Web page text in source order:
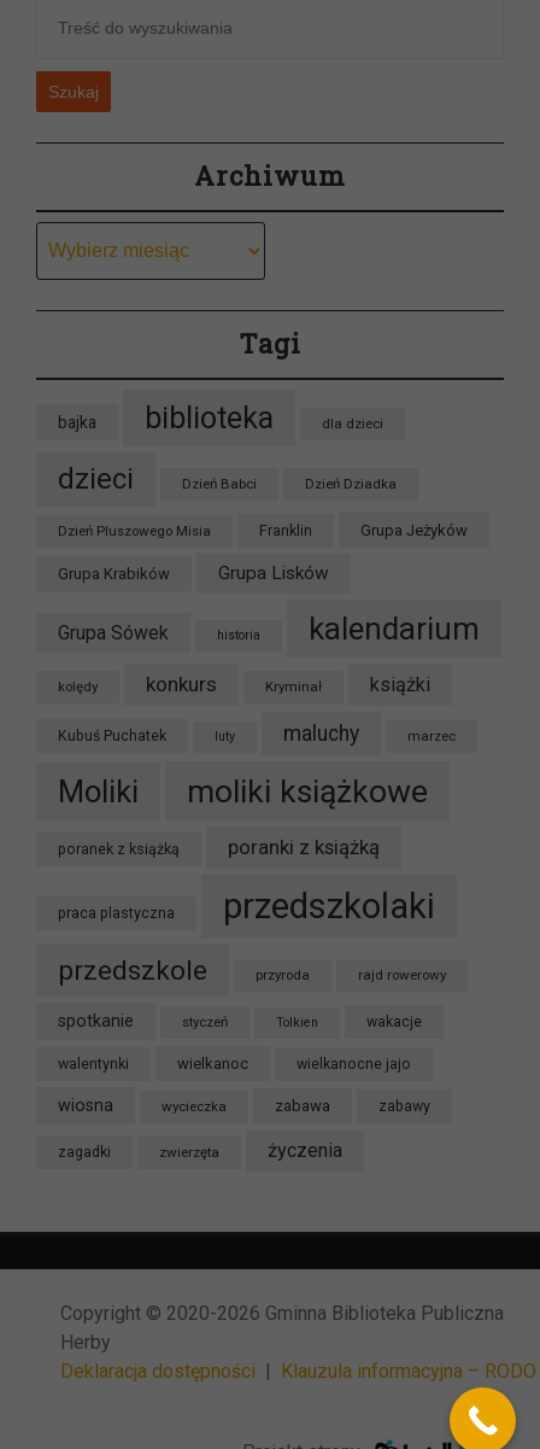
Szukaj
Archiwum
Tagi
bajka biblioteka dla dzieci
dzieci Dzień Babci Dzień Dziadka
Dzień Pluszowego Misia Franklin Grupa Jeżyków
Grupa Krabików Grupa Lisków
Grupa Sówek historia kalendarium
kolędy konkurs Kryminał książki
Kubuś Puchatek luty maluchy marzec
Moliki moliki książkowe
poranek z książką poranki z książką
praca plastyczna przedszkolaki
przedszkole przyroda rajd rowerowy
spotkanie styczeń Tolkien wakacje
walentynki wielkanoc wielkanocne jajo
wiosna wycieczka zabawa zabawy
zagadki zwierzęta życzenia
Copyright © 2020-2026 Gminna Biblioteka Publiczna
Herby
Deklaracja dostępności | Klauzula informacyjna – RODO